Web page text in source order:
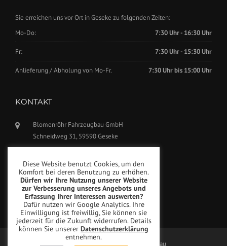
Sie erreichen uns vor Ort in Geseke zu folgenden Zeiten:
Mo-Do:
7:30 Uhr - 16:30 Uhr
Fr: 7:30 Uhr - 15:30 Uhr
Anlieferung / Abholung von Mo-Fr. 7:30 Uhr bis 15:00 Uhr
KONTAKT
Blomenröhr Fahrzeugbau GmbH
Schneidweg 31, 59590 Geseke
Fax: +49(0)2942-5799777
info@blomenroehr.com
Copyright © Blomenröhr Fahrzeugbau
Diese Website benutzt Cookies, um den
Komfort bei deren Benutzung zu erhöhen.
Dürfen wir Ihre Nutzung unserer Website
zur Verbesserung unseres Angebots und
Erfassung Ihrer Interessen auswerten?
Dafür nutzen wir Google Analytics. Ihre
Einwilligung ist freiwillig, Sie können sie
jederzeit für die Zukunft widerrufen. Details
können Sie unserer Datenschutzerklärung
entnehmen.